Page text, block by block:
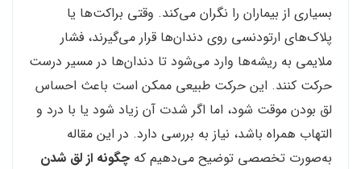
بسیاری از بیماران را نگران می‌کند. وقتی براکت‌ها یا
پلاک‌های ارتودنسی روی دندان‌ها قرار می‌گیرند، فشار
ملایمی به ریشه‌ها وارد می‌شود تا دندان‌ها در مسیر درست
حرکت کنند. این حرکت طبیعی ممکن است باعث احساس
لق بودن موقت شود، اما اگر شدت آن زیاد شود یا با درد و
التهاب همراه باشد، نیاز به بررسی دارد. در این مقاله
به‌صورت تخصصی توضیح می‌دهیم که چگونه از لق شدن